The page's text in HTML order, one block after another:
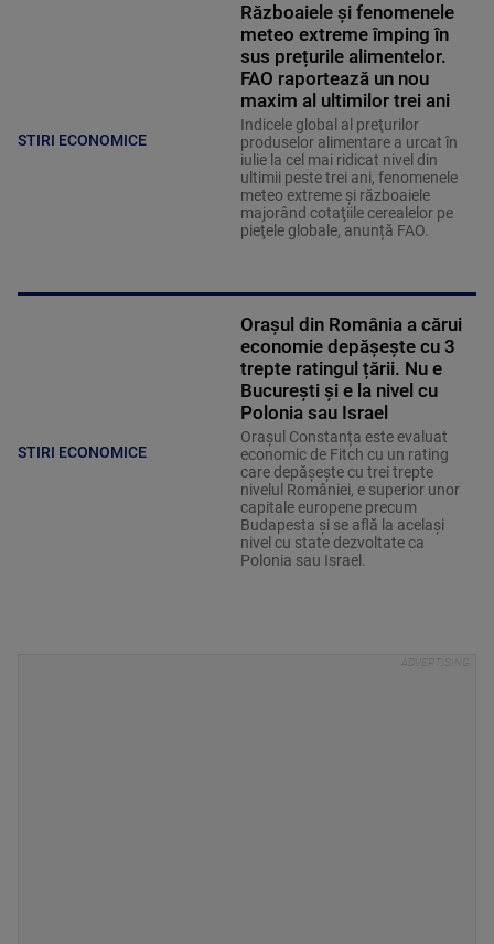
STIRI ECONOMICE
Războaiele și fenomenele
meteo extreme împing în
sus prețurile alimentelor.
FAO raportează un nou
maxim al ultimilor trei ani
Indicele global al preţurilor
produselor alimentare a urcat în
iulie la cel mai ridicat nivel din
ultimii peste trei ani, fenomenele
meteo extreme şi războaiele
majorând cotaţiile cerealelor pe
pieţele globale, anunță FAO.
STIRI ECONOMICE
Orașul din România a cărui
economie depășește cu 3
trepte ratingul țării. Nu e
București și e la nivel cu
Polonia sau Israel
Orașul Constanța este evaluat
economic de Fitch cu un rating
care depășește cu trei trepte
nivelul României, e superior unor
capitale europene precum
Budapesta și se află la același
nivel cu state dezvoltate ca
Polonia sau Israel.